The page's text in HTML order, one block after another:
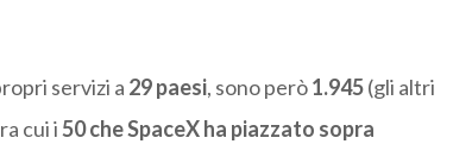
servizi a 29 paesi, sono però1.945(gli altri
cui i50 che SpaceX ha piazzato sopra